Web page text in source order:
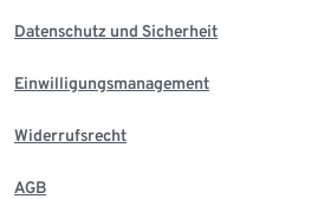
Datenschutz und Sicherheit
Einwilligungsmanagement
Widerrufsrecht
AGB